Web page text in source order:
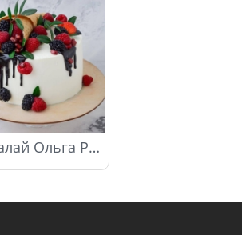
ИП Талай Ольга Рышардовна НА8155641